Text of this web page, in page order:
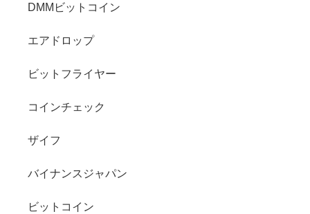
DMMビットコイン
エアドロップ
ビットフライヤー
コインチェック
ザイフ
バイナンスジャパン
ビットコイン